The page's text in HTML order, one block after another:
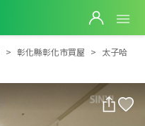
太子哈佛✿方正漂亮格局
彰化縣彰化市買屋
太子哈